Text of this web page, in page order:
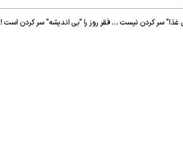
غذا" سر کردن نیست ... فقر روز را "بی اندیشه" سر کردن است !